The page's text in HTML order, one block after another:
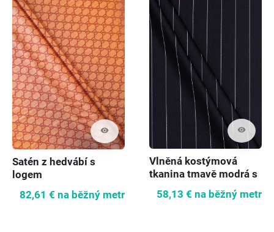
visibility
Satén z hedvábí s
logem
82,61 € na běžný metr
visibility
Vlněná kostýmová
tkanina tmavě modrá s
58,13 € na běžný metr